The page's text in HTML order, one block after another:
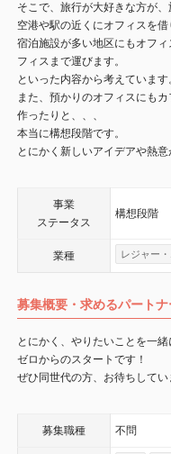
そこで、旅行が大好きな方が
空港や駅の近くにオフィスを借
宿泊施設が多い地区にもオフ
フィスまで運びます。
といった内容から考えています
また、預かりのオフィスにも
作ったりと、、、
本当に構想段階です。
とにかく新しいアイデアや熱
事業
ステータス
構想段階
業種 レジャー
募集概要・求めるパートナ
とにかく、やりたいことを一緒
ゼロからのスタートです！
ぜひ同世代の方、お待ちしてい
募集職種 不問